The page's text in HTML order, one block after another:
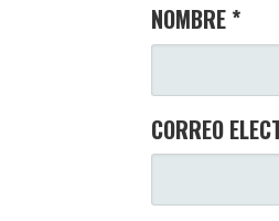
NOMBRE *
CORREO